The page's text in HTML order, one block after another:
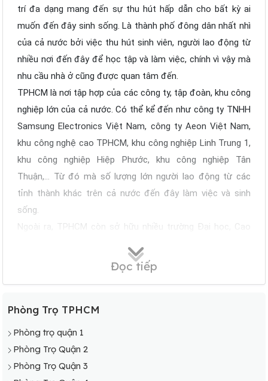
trí đa dạng mang đến sự thu hút hấp dẫn cho bất kỳ ai
muốn đến đây sinh sống. Là thành phố đông dân nhất nhì
của cả nước bởi việc thu hút sinh viên, người lao động từ
nhiều nơi đến đây để học tập và làm việc, chính vì vậy mà
nhu cầu nhà ở cũng được quan tâm đến.
TPHCM là nơi tập hợp của các công ty, tập đoàn, khu công
nghiệp lớn của cả nước. Có thể kể đến như công ty TNHH
Samsung Electronics Việt Nam, công ty Aeon Việt Nam,
khu công nghệ cao TPHCM, khu công nghiệp Linh Trung 1,
khu công nghiệp Hiệp Phước, khu công nghiệp Tân
Thuận,... Từ đó mà số lượng lớn người lao động từ các
tỉnh thành khác trên cả nước đến đây làm việc và sinh
sống.
Ngoài ra, TPHCM còn sở hữu nhiều trường Đại học, Cao
học Quốc gia TPHCM, Đại học Ngoại Thương, Đại học Mỹ
Tuy nhiên với mật độ dân cư ngày càng tăng, và quỹ đất
của thành phố trở nên hạn hẹp hơn, thì xu hướng thuê
phòng trọ là sự lựa chọn hàng đầu cùng với lợi ích tài chính
tiết kiệm và linh hoạt thay đổi địa điểm. Phòng trọ ở
TPHCM được chia thành nhiều phân khúc như phòng trọ
Đọc tiếp
Phòng Trọ TPHCM
Phòng trọ quận 1
Phòng Trọ Quận 2
Phòng Trọ Quận 3